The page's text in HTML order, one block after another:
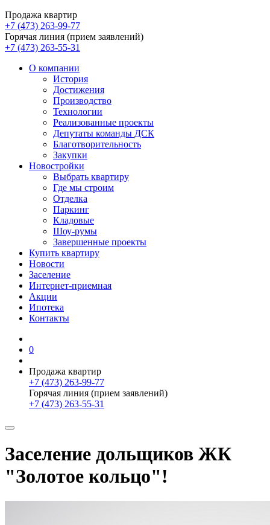
Продажа квартир
+7 (473) 263-99-77
Горячая линия (прием заявлений)
+7 (473) 263-55-31
О компании
История
Достижения
Производство
Технологии
Реализованные проекты
Депутаты команды ДСК
Благотворительность
Закупки
Новостройки
Выбрать квартиру
Где мы строим
Отделка
Паркинг
Кладовые
Шоу-румы
Завершенные проекты
Купить квартиру
Новости
Заселение
Интернет-приемная
Акции
Ипотека
Контакты
0
Продажа квартир
+7 (473) 263-99-77
Горячая линия (прием заявлений)
+7 (473) 263-55-31
Заселение дольщиков ЖК
"Золотое кольцо"!